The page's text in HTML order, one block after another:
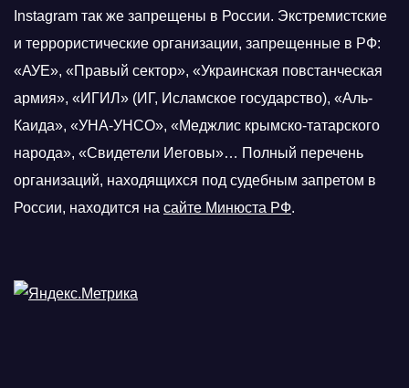
Instagram так же запрещены в России. Экстремистские
и террористические организации, запрещенные в РФ:
«АУЕ», «Правый сектор», «Украинская повстанческая
армия», «ИГИЛ» (ИГ, Исламское государство), «Аль-
Каида», «УНА-УНСО», «Меджлис крымско-татарского
народа», «Свидетели Иеговы»… Полный перечень
организаций, находящихся под судебным запретом в
России, находится на сайте Минюста РФ.